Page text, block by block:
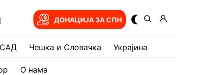
ДОНАЦИЈА ЗА СПН
САД Чешка и Словачка Украјина
О нама